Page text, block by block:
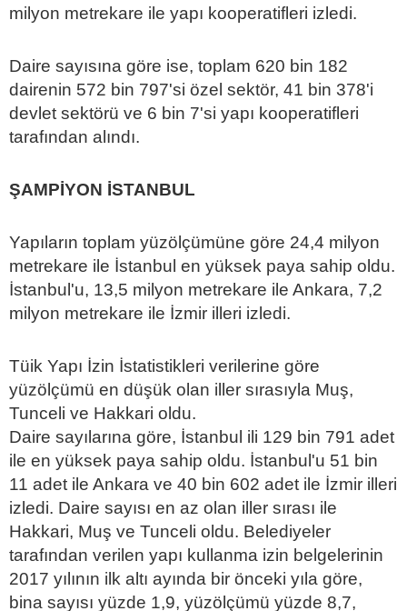
milyon metrekare ile yapı kooperatifleri izledi.
Daire sayısına göre ise, toplam 620 bin 182
dairenin 572 bin 797'si özel sektör, 41 bin 378'i
devlet sektörü ve 6 bin 7'si yapı kooperatifleri
tarafından alındı.
ŞAMPİYON İSTANBUL
Yapıların toplam yüzölçümüne göre 24,4 milyon
metrekare ile İstanbul en yüksek paya sahip oldu.
İstanbul'u, 13,5 milyon metrekare ile Ankara, 7,2
milyon metrekare ile İzmir illeri izledi.
Tüik Yapı İzin İstatistikleri verilerine göre
yüzölçümü en düşük olan iller sırasıyla Muş,
Tunceli ve Hakkari oldu.
Daire sayılarına göre, İstanbul ili 129 bin 791 adet
ile en yüksek paya sahip oldu. İstanbul'u 51 bin
11 adet ile Ankara ve 40 bin 602 adet ile İzmir illeri
izledi. Daire sayısı en az olan iller sırası ile
Hakkari, Muş ve Tunceli oldu. Belediyeler
tarafından verilen yapı kullanma izin belgelerinin
2017 yılının ilk altı ayında bir önceki yıla göre,
bina sayısı yüzde 1,9, yüzölçümü yüzde 8,7,